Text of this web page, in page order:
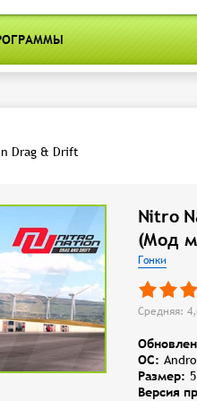
Drag & Drift
Nitro
(Мод
Гонки
Средняя:
OC:
Размер:
Версия